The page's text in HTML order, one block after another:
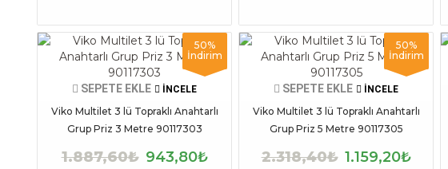
50%
İndirim
SEPETE EKLE İNCELE
Viko Multilet 3 lü Topraklı Anahtarlı
Grup Priz 3 Metre 90117303
1.887,60₺ 943,80₺
50%
İndirim
SEPETE EKLE İNCELE
Viko Multilet 3 lü Topraklı Anahtarlı
Grup Priz 5 Metre 90117305
2.318,40₺ 1.159,20₺